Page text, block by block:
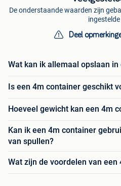
De onderstaande waarden zijn
Deel
Wat kan ik allemaal opslaan
Is een 4m container geschikt
Hoeveel gewicht kan een 4m
Kan ik een 4m container
van spullen?
Wat zijn de voordelen van een